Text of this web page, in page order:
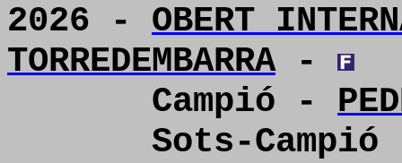
2026 - OBERT
TORREDEMBARRA-
Campió -
Sots-